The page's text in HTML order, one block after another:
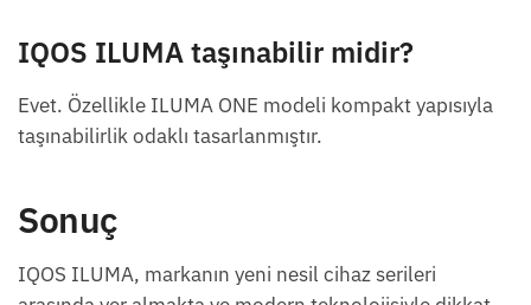
IQOS ILUMA taşınabilir midir?
Evet. Özellikle ILUMA ONE modeli kompakt yapısıyla
taşınabilirlik odaklı tasarlanmıştır.
Sonuç
IQOS ILUMA, markanın yeni nesil cihaz serileri